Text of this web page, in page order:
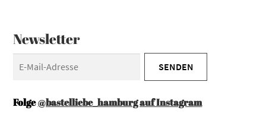
Newsletter
Folge@bastelliebe_hamburg auf Instagram